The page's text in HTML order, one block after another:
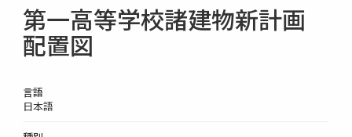
第一高等学校諸建物新計画
配置図
言語
日本語